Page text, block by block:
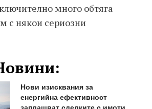
много обтяга
с някои сериозни
Нови изисквания за
енергийна ефективност
заплашват сделките с имоти